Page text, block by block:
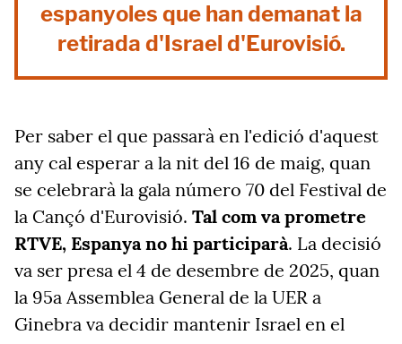
espanyoles que han demanat la
retirada d'Israel d'Eurovisió.
Per saber el que passarà en l'edició d'aquest
any cal esperar a la nit del 16 de maig, quan
se celebrarà la gala número 70 del Festival de
la Cançó d'Eurovisió. Tal com va prometre
RTVE, Espanya no hi participarà. La decisió
va ser presa el 4 de desembre de 2025, quan
la 95a Assemblea General de la UER a
Ginebra va decidir mantenir Israel en el